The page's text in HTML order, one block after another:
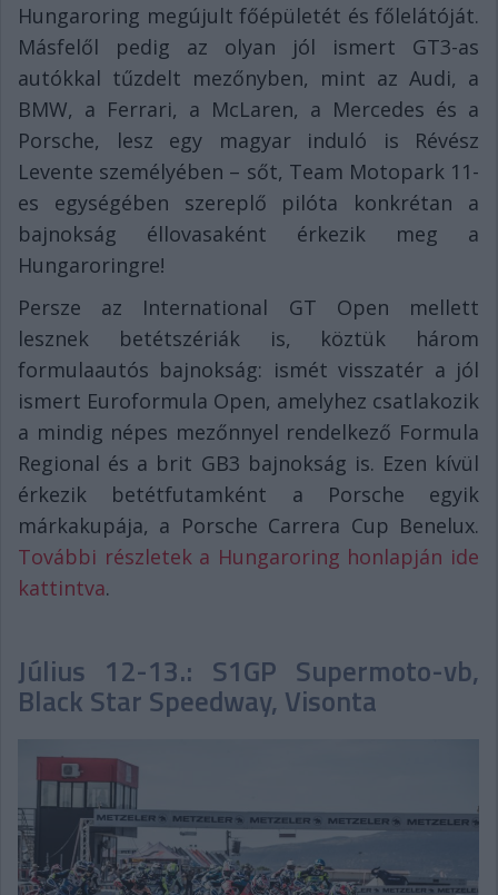
Hungaroring megújult főépületét és főlelátóját.
Másfelől pedig az olyan jól ismert GT3-as
autókkal tűzdelt mezőnyben, mint az Audi, a
BMW, a Ferrari, a McLaren, a Mercedes és a
Porsche, lesz egy magyar induló is Révész
Levente személyében – sőt, Team Motopark 11-
es egységében szereplő pilóta konkrétan a
bajnokság éllovasaként érkezik meg a
Hungaroringre!
Persze az International GT Open mellett
lesznek betétszériák is, köztük három
formulaautós bajnokság: ismét visszatér a jól
ismert Euroformula Open, amelyhez csatlakozik
a mindig népes mezőnnyel rendelkező Formula
Regional és a brit GB3 bajnokság is. Ezen kívül
érkezik betétfutamként a Porsche egyik
márkakupája, a Porsche Carrera Cup Benelux.
További részletek a Hungaroring honlapján ide
kattintva.
Július 12-13.: S1GP Supermoto-vb,
Black Star Speedway, Visonta